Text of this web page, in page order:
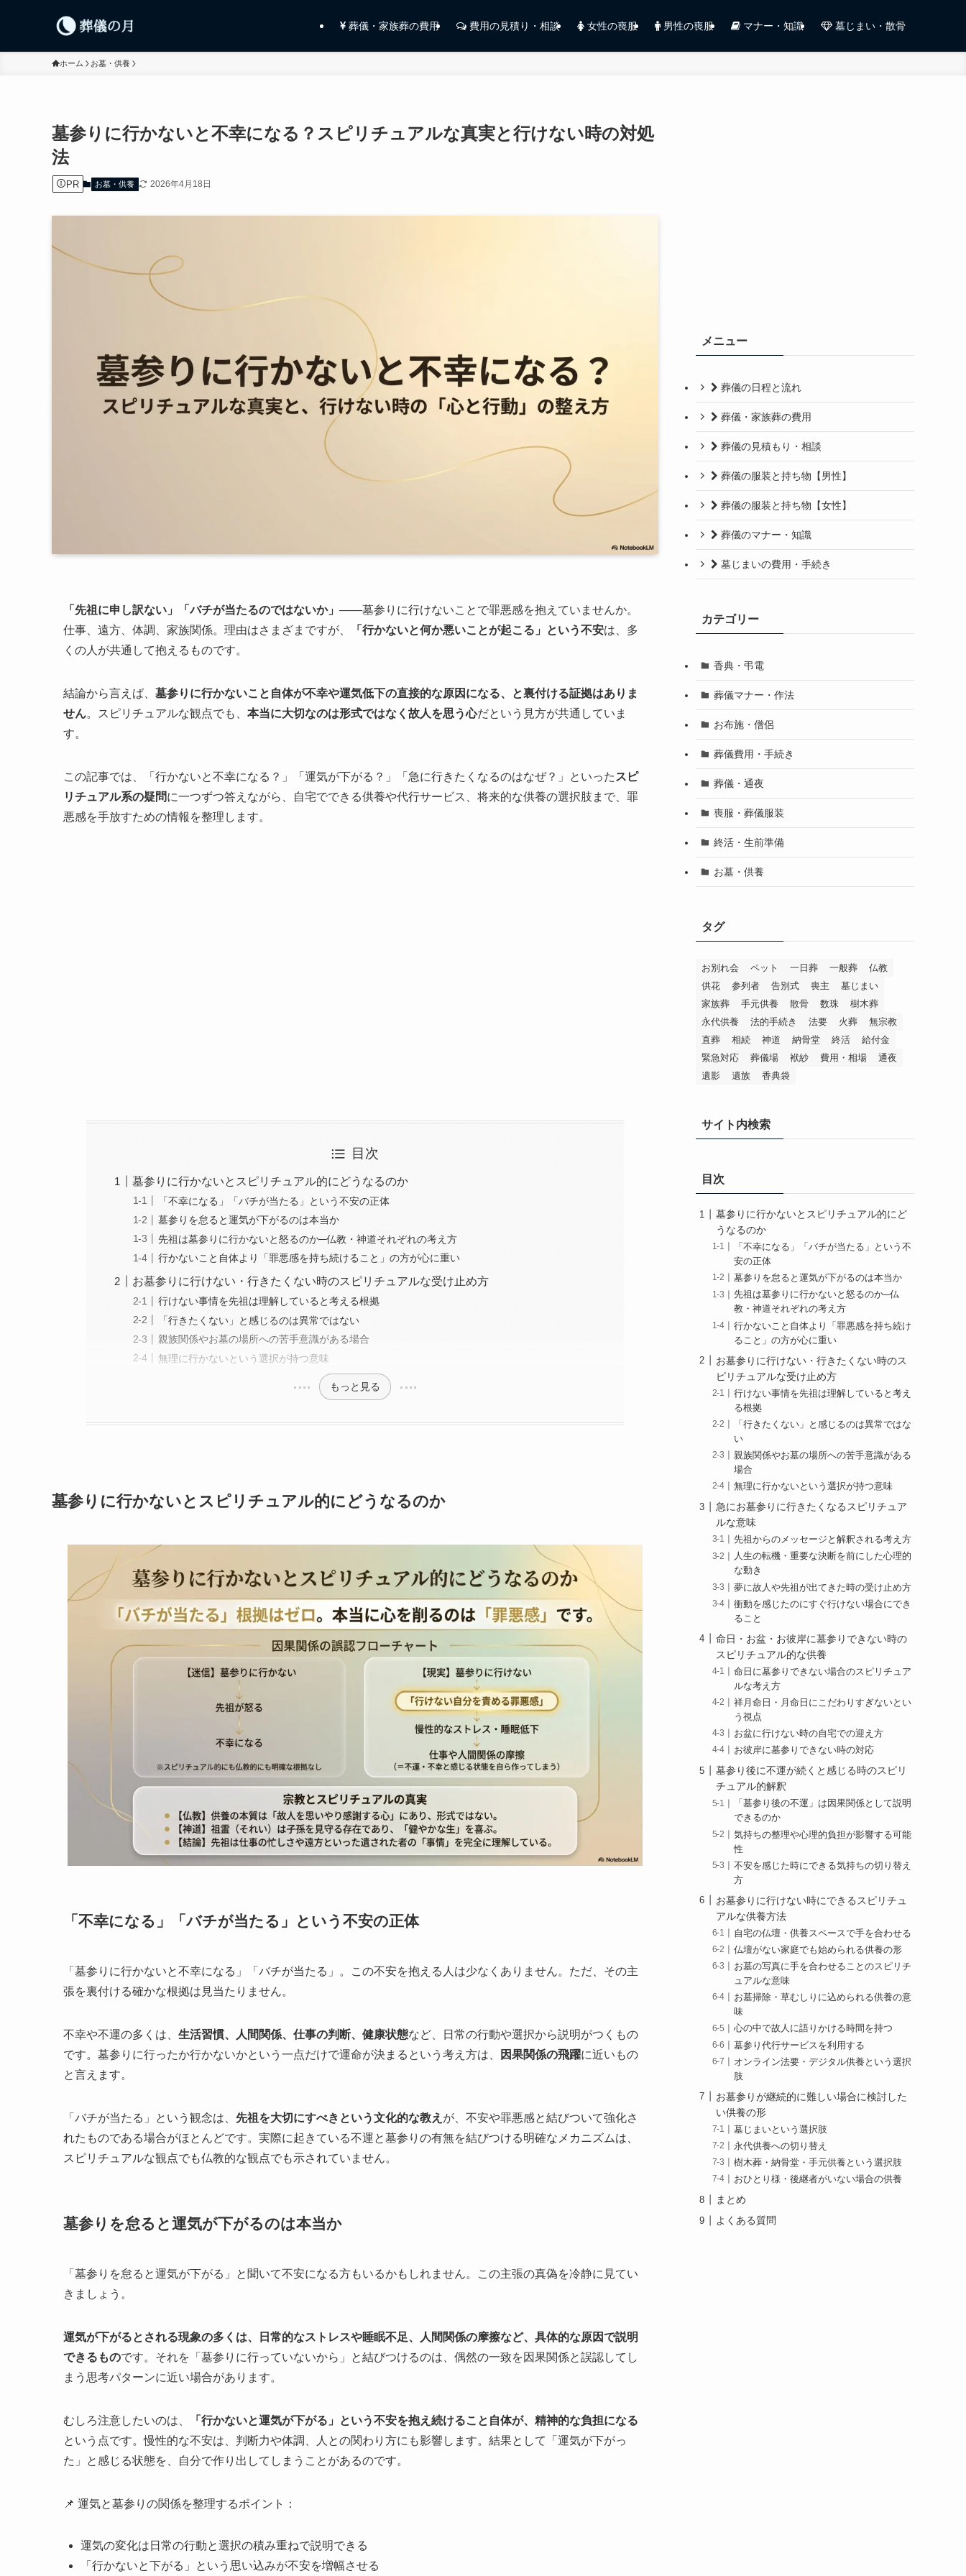
葬儀・家族葬の費用 費用の見積り・相談 女性の喪服 男性の喪服 マナー・知識 墓じまい・散骨
ホーム お墓・供養
墓参りに行かないと不幸になる？スピリチュアルな真実と行けない時の対処
法
PR お墓・供養 2026年4月18日
「先祖に申し訳ない」「バチが当たるのではないか」 ――墓参りに行けないことで罪悪感を抱えていませんか。
仕事、遠方、体調、家族関係。理由はさまざまですが、
「行かないと何か悪いことが起こる」という不安は、多
くの人が共通して抱えるものです。
結論から言えば、 墓参りに行かないこと自体が不幸や運気低下の直接的な原因になる、と裏付ける証拠はありま
せん。スピリチュアルな観点でも、 本当に大切なのは形式ではなく故人を思う心だという見方が共通していま
す。
この記事では、「行かないと不幸になる？」「運気が下がる？」「急に行きたくなるのはなぜ？」といった スピ
リチュアル系の疑問に一つずつ答えながら、自宅でできる供養や代行サービス、将来的な供養の選択肢まで、罪
悪感を手放すための情報を整理します。
目次
墓参りに行かないとスピリチュアル的にどうなるのか
「不幸になる」「バチが当たる」という不安の正体
墓参りを怠ると運気が下がるのは本当か
先祖は墓参りに行かないと怒るのか─仏教・神道それぞれの考え方
行かないこと自体より「罪悪感を持ち続けること」の方が心に重い
お墓参りに行けない・行きたくない時のスピリチュアルな受け止め方
行けない事情を先祖は理解していると考える根拠
「行きたくない」と感じるのは異常ではない
親族関係やお墓の場所への苦手意識がある場合
無理に行かないという選択が持つ意味
もっと見る
墓参りに行かないとスピリチュアル的にどうなるのか
「不幸になる」「バチが当たる」という不安の正体
「墓参りに行かないと不幸になる」「バチが当たる」。この不安を抱える人は少なくありません。ただ、その主
張を裏付ける確かな根拠は見当たりません。
不幸や不運の多くは、 生活習慣、人間関係、仕事の判断、健康状態など、日常の行動や選択から説明がつくもの
です。墓参りに行ったか行かないかという一点だけで運命が決まるという考え方は、
因果関係の飛躍に近いもの
と言えます。
「バチが当たる」という観念は、 先祖を大切にすべきという文化的な教え が、不安や罪悪感と結びついて強化さ
れたものである場合がほとんどです。実際に起きている不運と墓参りの有無を結びつける明確なメカニズムは、
スピリチュアルな観点でも仏教的な観点でも示されていません。
墓参りを怠ると運気が下がるのは本当か
「墓参りを怠ると運気が下がる」と聞いて不安になる方もいるかもしれません。この主張の真偽を冷静に見てい
きましょう。
運気が下がるとされる現象の多くは、日常的なストレスや睡眠不足、人間関係の摩擦など、具体的な原因で説明
できるものです。それを「墓参りに行っていないから」と結びつけるのは、偶然の一致を因果関係と誤認してし
まう思考パターンに近い場合があります。
むしろ注意したいのは、
「行かないと運気が下がる」という不安を抱え続けること自体が、精神的な負担になる
という点です。慢性的な不安は、判断力や体調、人との関わり方にも影響します。結果として「運気が下がっ
た」と感じる状態を、自分で作り出してしまうことがあるのです。
📌 運気と墓参りの関係を整理するポイント：
運気の変化は日常の行動と選択の積み重ねで説明できる
「行かないと下がる」という思い込みが不安を増幅させる
メニュー
葬儀の日程と流れ
葬儀・家族葬の費用
葬儀の見積もり・相談
葬儀の服装と持ち物【男性】
葬儀の服装と持ち物【女性】
葬儀のマナー・知識
墓じまいの費用・手続き
カテゴリー
香典・弔電
葬儀マナー・作法
お布施・僧侶
葬儀費用・手続き
葬儀・通夜
喪服・葬儀服装
終活・生前準備
お墓・供養
タグ
お別れ会 ペット 一日葬 一般葬
仏教
供花
参列者 告別式 喪主
墓じまい
家族葬
手元供養 散骨 数珠
樹木葬
永代供養
法的手続き 法要 火葬
無宗教
直葬
相続 神道 納骨堂 終活
給付金
緊急対応
葬儀場 袱紗 費用・相場
通夜
遺影
遺族 香典袋
サイト内検索
目次
墓参りに行かないとスピリチュアル的にど
うなるのか
「不幸になる」「バチが当たる」という不
安の正体
墓参りを怠ると運気が下がるのは本当か
先祖は墓参りに行かないと怒るのか─仏
教・神道それぞれの考え方
行かないこと自体より「罪悪感を持ち続け
ること」の方が心に重い
お墓参りに行けない・行きたくない時のス
ピリチュアルな受け止め方
行けない事情を先祖は理解していると考え
る根拠
「行きたくない」と感じるのは異常ではな
い
親族関係やお墓の場所への苦手意識がある
場合
無理に行かないという選択が持つ意味
急にお墓参りに行きたくなるスピリチュア
ルな意味
先祖からのメッセージと解釈される考え方
人生の転機・重要な決断を前にした心理的
な動き
夢に故人や先祖が出てきた時の受け止め方
衝動を感じたのにすぐ行けない場合にでき
ること
命日・お盆・お彼岸に墓参りできない時の
スピリチュアル的な供養
命日に墓参りできない場合のスピリチュア
ルな考え方
祥月命日・月命日にこだわりすぎないとい
う視点
お盆に行けない時の自宅での迎え方
お彼岸に墓参りできない時の対応
墓参り後に不運が続くと感じる時のスピリ
チュアル的解釈
「墓参り後の不運」は因果関係として説明
できるのか
気持ちの整理や心理的負担が影響する可能
性
不安を感じた時にできる気持ちの切り替え
方
お墓参りに行けない時にできるスピリチュ
アルな供養方法
自宅の仏壇・供養スペースで手を合わせる
仏壇がない家庭でも始められる供養の形
お墓の写真に手を合わせることのスピリチ
ュアルな意味
お墓掃除・草むしりに込められる供養の意
味
心の中で故人に語りかける時間を持つ
墓参り代行サービスを利用する
オンライン法要・デジタル供養という選択
肢
お墓参りが継続的に難しい場合に検討した
い供養の形
墓じまいという選択肢
永代供養への切り替え
樹木葬・納骨堂・手元供養という選択肢
おひとり様・後継者がいない場合の供養
まとめ
よくある質問